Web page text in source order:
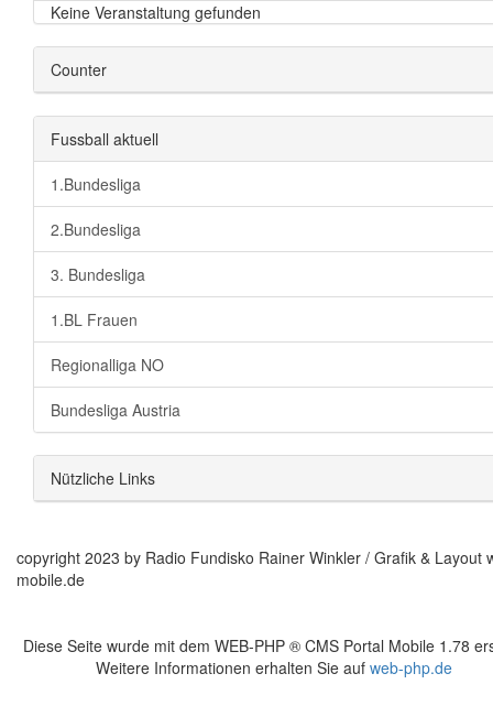
Keine Veranstaltung gefunden
Counter
Fussball aktuell
1.Bundesliga
2.Bundesliga
3. Bundesliga
1.BL Frauen
Regionalliga NO
Bundesliga Austria
Nützliche Links
copyright 2023 by Radio Fundisko Rainer Winkler / Grafik & Layout
mobile.de
Diese Seite wurde mit dem WEB-PHP ® CMS Portal Mobile 1.78
Weitere Informationen erhalten Sie auf web-php.de